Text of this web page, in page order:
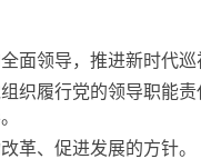
导，推进新时代巡
行党的领导职能责
、促进发展的方针。